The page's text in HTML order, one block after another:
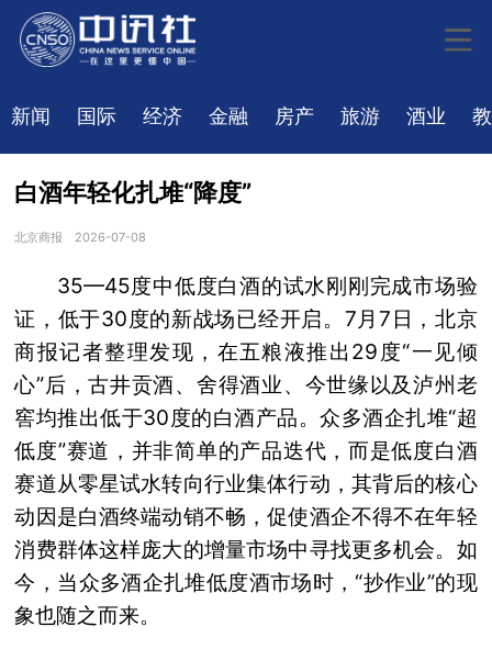
新闻 国际 经济 金融 房产 旅游 酒业
白酒年轻化扎堆“降度”
北京商报 2026-07-08
35—45度中低度白酒的试水刚刚完成市场验
证，低于30度的新战场已经开启。7月7日，北京
商报记者整理发现，在五粮液推出29度“一见倾
心”后，古井贡酒、舍得酒业、今世缘以及泸州老
窖均推出低于30度的白酒产品。众多酒企扎堆“超
低度”赛道，并非简单的产品迭代，而是低度白酒
赛道从零星试水转向行业集体行动，其背后的核心
动因是白酒终端动销不畅，促使酒企不得不在年轻
消费群体这样庞大的增量市场中寻找更多机会。如
今，当众多酒企扎堆低度酒市场时，“抄作业”的现
象也随之而来。